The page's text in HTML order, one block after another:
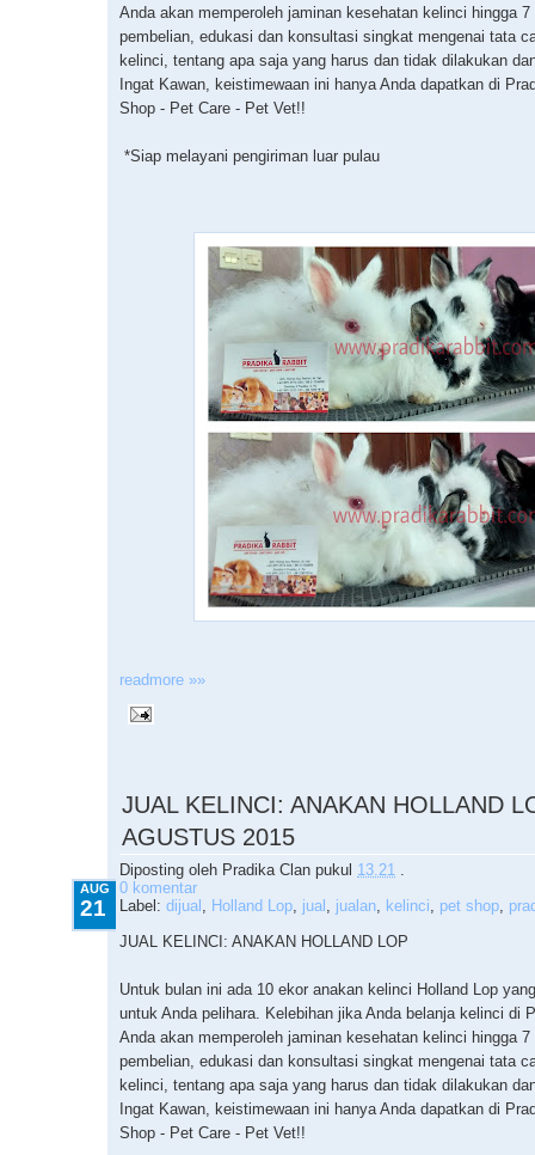
Anda akan memperoleh jaminan kesehatan kelinci hingga 7
pembelian, edukasi dan konsultasi singkat mengenai tata
kelinci, tentang apa saja yang harus dan tidak dilakukan
Ingat Kawan, keistimewaan ini hanya Anda dapatkan di
Shop - Pet Care - Pet Vet!!
*Siap melayani pengiriman luar pulau
readmore »»
JUAL KELINCI: ANAKAN HOLLAND
AGUSTUS 2015
Diposting oleh Pradika Clan pukul 13.21 .
AUG
21
0 komentar
Label: dijual , Holland Lop, jual , jualan, kelinci, pet shop,
JUAL KELINCI: ANAKAN HOLLAND LOP
Untuk bulan ini ada 10 ekor anakan kelinci Holland Lop
untuk Anda pelihara. Kelebihan jika Anda belanja kelinci di
Anda akan memperoleh jaminan kesehatan kelinci hingga 7
pembelian, edukasi dan konsultasi singkat mengenai tata
kelinci, tentang apa saja yang harus dan tidak dilakukan
Ingat Kawan, keistimewaan ini hanya Anda dapatkan di
Shop - Pet Care - Pet Vet!!